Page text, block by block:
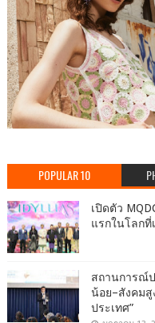
POPULAR 10
เปิดตัว
แรกในโลกที่
สถานการณ์ป
น้อย–สังคมสู
ประเทศ”